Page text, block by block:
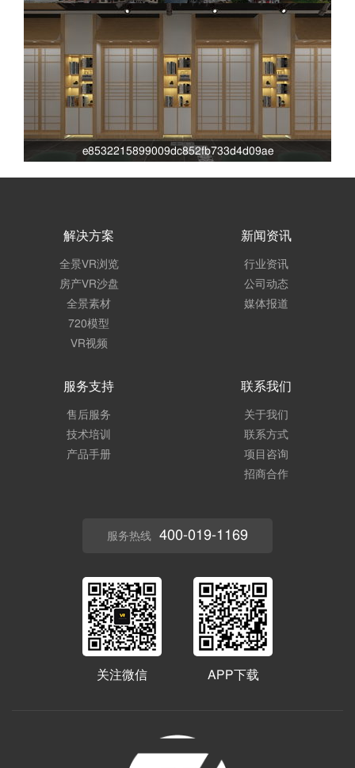
e8532215899009dc852fb733d4d09ae
解决方案
全景VR浏览
房产VR沙盘
全景素材
720模型
VR视频
新闻资讯
行业资讯
公司动态
媒体报道
服务支持
售后服务
技术培训
产品手册
联系我们
关于我们
联系方式
项目咨询
招商合作
服务热线 400-019-1169
关注微信 APP下载